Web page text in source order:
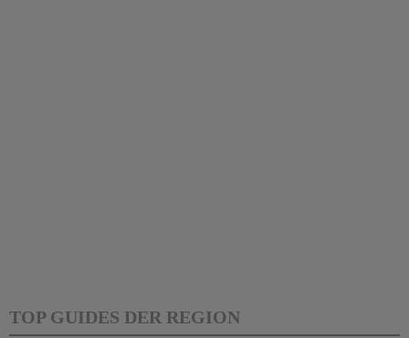
TOP GUIDES DER REGION